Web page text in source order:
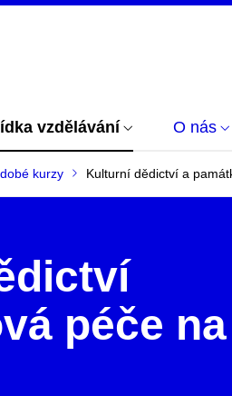
vzdělávání O nás
kurzy Kulturní dědictví a
péče na